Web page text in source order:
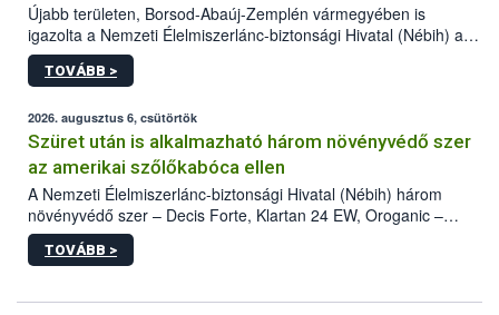
Újabb területen, Borsod-Abaúj-Zemplén vármegyében is
igazolta a Nemzeti Élelmiszerlánc-biztonsági Hivatal (Nébih) a
kőrisrontó karcsúdíszbogár (Agrilus planipennis) jelenlétét. A
kártevőt nem csak színcsapdában találták meg, de már fertőzött
az intenzív felderítést, emellett az intézkedéseket a szlovák
hatósággal is összehangolják a terjedés megállítása érdekében.
TOVÁBB >
2026. augusztus 6, csütörtök
Szüret után is alkalmazható három növényvédő szer
az amerikai szőlőkabóca ellen
A Nemzeti Élelmiszerlánc-biztonsági Hivatal (Nébih) három
növényvédő szer – Decis Forte, Klartan 24 EW, Oroganic –
engedélyokiratát módosította, így azok a szüretet követően,
egészen a vesszőérettség (BBCH 91) stádiumáig
érésű szőlőkben is legyen lehetőség a károsító elleni további
TOVÁBB >